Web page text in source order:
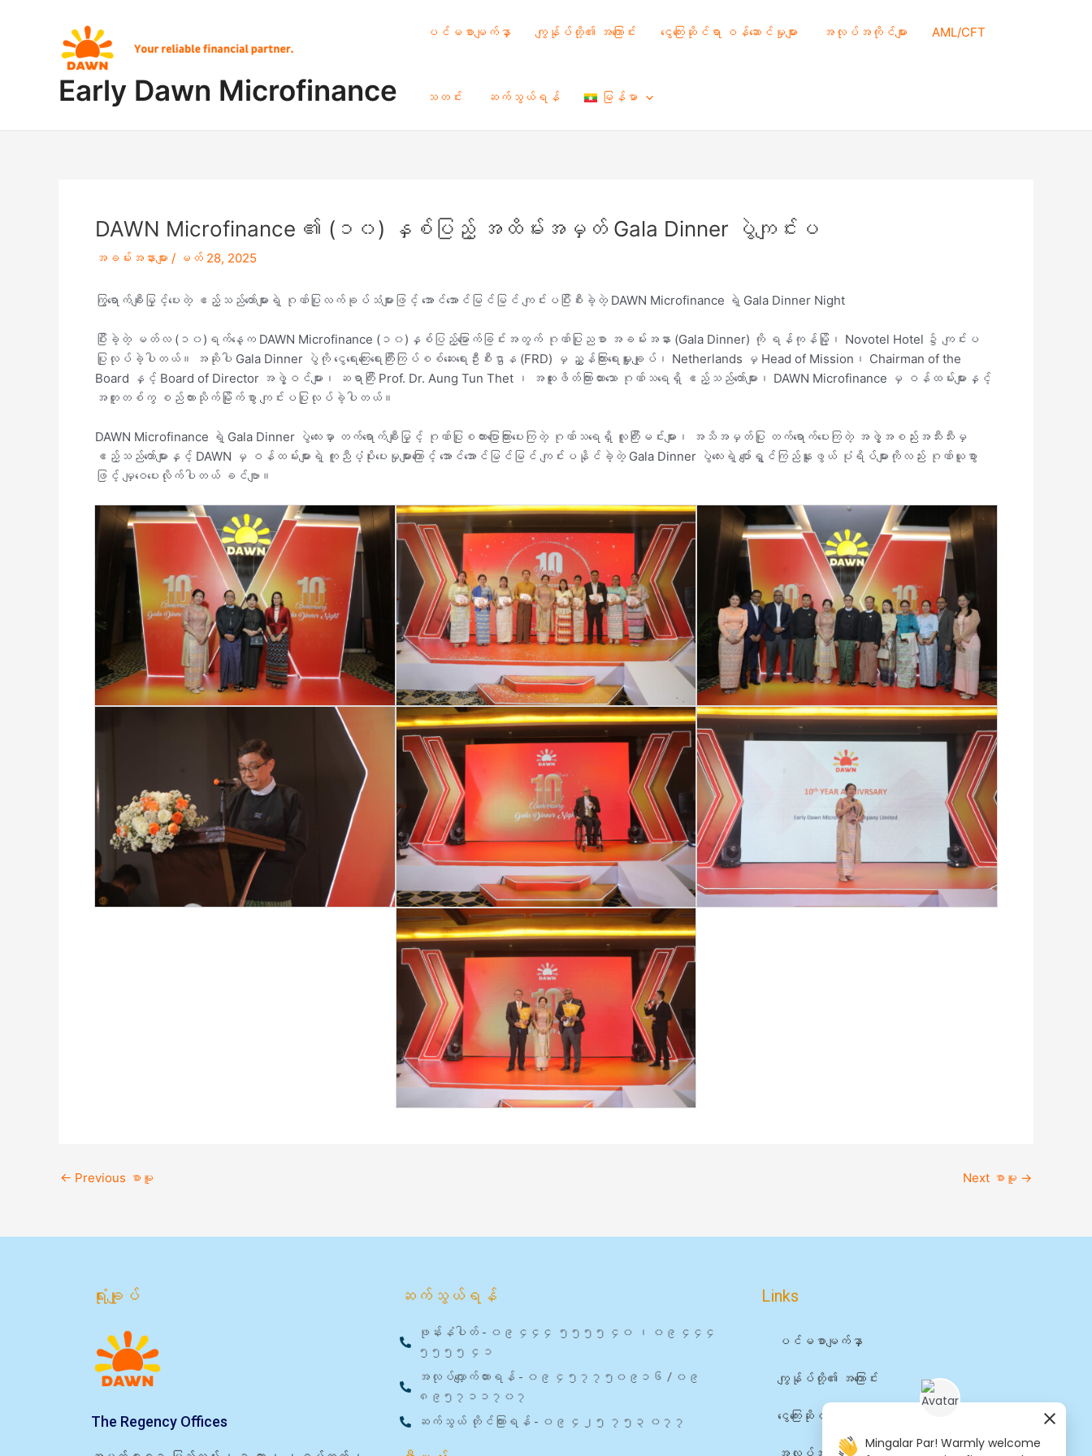
Early Dawn Microfinance
ပင်မစာမျက်နှာ ကျွန်ုပ်တို့၏ အကြောင်း ငွေကြေးဆိုင်ရာ ဝန်ဆောင်မှုများ အလုပ်အကိုင်များ AML/CFT
သတင်း ဆက်သွယ်ရန် မြန်မာ
DAWN Microfinance ၏ (၁၀) နှစ်ပြည့် အထိမ်းအမှတ် Gala Dinner ပွဲကျင်းပ
အခမ်းအနားများ / မတ် 28, 2025
ကြွရောက်ချီးမြှင့်ပေးတဲ့ ဧည့်သည်တော်များရဲ့ ဂုဏ်ပြုလက်ခုပ်သံများဖြင့် အောင်‌အောင်မြင်မြင် ကျင်းပပြီးစီးခဲ့တဲ့ DAWN Microfinance ရဲ့ Gala Dinner Night
ပြီးခဲ့တဲ့ မတ်လ (၁၀)ရက်နေ့က DAWN Microfinance (၁၀)နှစ်ပြည့်မြောက်ခြင်းအတွက် ဂုဏ်ပြုညစာ အခမ်းအနား (Gala Dinner) ကို ရန်ကုန်မြို့၊ Novotel Hotel ၌ ကျင်းပ
ပြုလုပ်ခဲ့ပါတယ်။ အဆိုပါ Gala Dinner ပွဲကို ငွေရေးကြေးရေးကြီးကြပ်စစ်ဆေးရေးဦးစီးဌာန (FRD) မှ ညွှန်ကြားရေးမှူးချုပ်၊ Netherlands မှ Head of Mission၊ Chairman of the
Board နှင့် Board of Director အဖွဲ့ဝင်များ၊ ဆရာကြီး Prof. Dr. Aung Tun Thet ၊ အထူးဖိတ်ကြားထားသော ဂုဏ်သရေရှိ ဧည့်သည်တော်များ၊ DAWN Microfinance မှ ဝန်ထမ်းများနှင့်
အတူတစ်ကွ စည်ကားသိုက်မြိုက်စွာ ကျင်းပပြုလုပ်ခဲ့ပါတယ်။
DAWN Microfinance ရဲ့ Gala Dinner ပွဲလေးမှာ တက်ရောက်ချီးမြှင့် ဂုဏ်ပြုစကားပြောကြားပေးကြတဲ့ ဂုဏ်သရေရှိ လူကြီးမင်းများ၊ အသိအမှတ်ပြု တက်ရောက်ပေးကြတဲ့ အဖွဲ့အစည်းအသီးသီးမှ
ဧည့်သည်တော်များနှင့် DAWN မှ ဝန်ထမ်းများရဲ့ ကူညီပံ့ပိုးပေးမှုများကြောင့် အောင်အောင်မြင်မြင် ကျင်းပနိုင်ခဲ့တဲ့ Gala Dinner ပွဲလေးရဲ့ ပျော်ရွှင်ကြည်နူးဖွယ် ပုံရိပ်များကိုလည်း ဂုဏ်ယူစွာ
ဖြင့် မျှဝေပေးလိုက်ပါတယ် ခင်ဗျာ။
navigation
← Previous စာမူ Next စာမူ →
ရုံးချုပ်
The Regency Offices
ဆက်သွယ်ရန်
ဖုန်းနံပါတ် - ၀၉ ၄၄၄ ၅၅၅၅ ၄၀ ၊ ၀၉ ၄၄၄
၅၅၅၅ ၄၁
အလုပ်လျှောက်ထားရန် - ၀၉ ၄၅၇၇၅၀၉၁၆ / ၀၉
၈၉၅၇၁၁၇၀၇
ဆက်သွယ် တိုင်ကြားရန် - ၀၉ ၄၂၅ ၇၅၃ ၀၇၇
Links
ပင်မစာမျက်နှာ
ကျွန်ုပ်တို့၏ အကြောင်း
ငွေကြေးဆိုင်ရာ ဝန်ဆောင်မှုများ
Mingalar Par! Warmly welcome